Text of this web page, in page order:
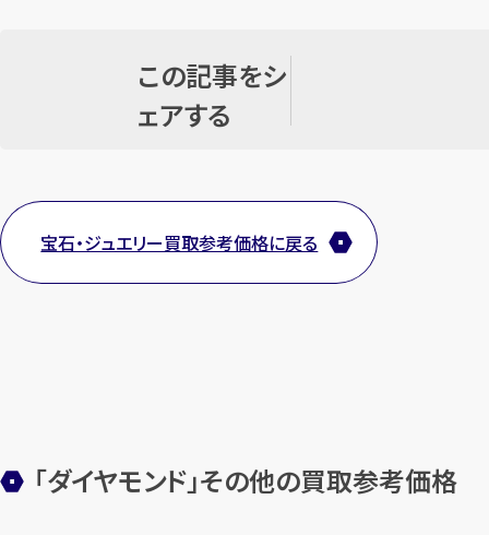
この記事をシ
ェアする
宝石・ジュエリー買取参考価格に戻る
「ダイヤモンド」その他の買取参考価格